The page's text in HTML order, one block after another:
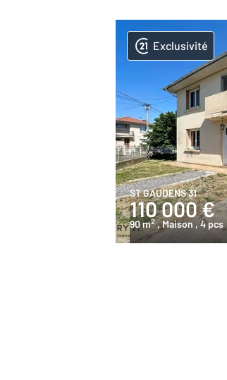
Exclusivité
ST GAUDENS 31
110 000 €
90 m2 , Maison , 4 pcs